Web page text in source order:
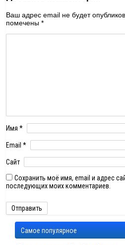
Ваш адрес email не будет
помечены *
Имя *
Email *
Сайт
Сохранить моё имя, email и адрес
последующих моих комментариев.
Самое популярное